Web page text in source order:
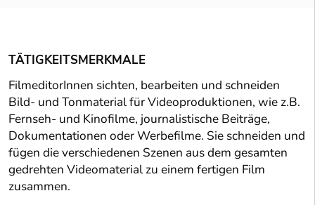
TÄTIGKEITSMERKMALE
FilmeditorInnen sichten, bearbeiten und schneiden
Bild- und Tonmaterial für Videoproduktionen, wie z.B.
Fernseh- und Kinofilme, journalistische Beiträge,
Dokumentationen oder Werbefilme. Sie schneiden und
fügen die verschiedenen Szenen aus dem gesamten
gedrehten Videomaterial zu einem fertigen Film
zusammen.